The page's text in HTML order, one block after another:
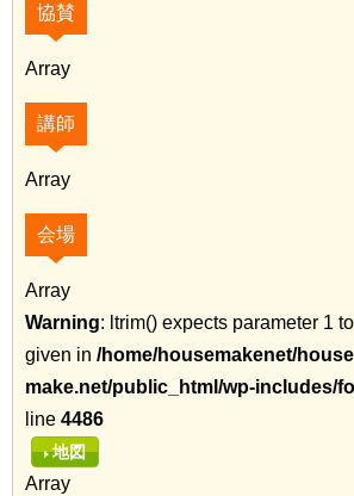
協賛
Array
講師
Array
会場
Array
Warning: ltrim() expects parameter 1
given in /home/housemakenet/
make.net/public_html/wp-includes/
line 4486
地図
Array